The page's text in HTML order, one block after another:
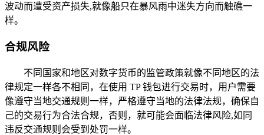
波动而遭受资产损失,就像船只在暴风雨中迷失方向而触礁一
样。
合规风险
不同国家和地区对数字货币的监管政策就像不同地区的法
律规定一样各不相同，在使用 TP 钱包进行交易时，用户需要
像遵守当地交通规则一样，严格遵守当地的法律法规，确保自
己的交易行为合法合规，否则，就可能会面临法律风险,如同
违反交通规则会受到处罚一样。